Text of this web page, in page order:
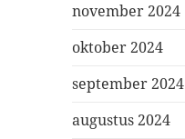
november 2024
oktober 2024
september 2024
augustus 2024